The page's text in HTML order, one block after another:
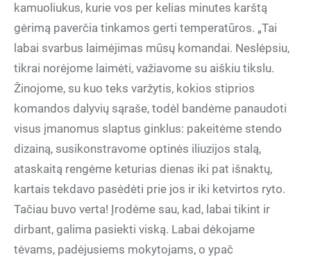
kamuoliukus, kurie vos per kelias minutes karštą
gėrimą paverčia tinkamos gerti temperatūros. „Tai
labai svarbus laimėjimas mūsų komandai. Neslėpsiu,
tikrai norėjome laimėti, važiavome su aiškiu tikslu.
Žinojome, su kuo teks varžytis, kokios stiprios
komandos dalyvių sąraše, todėl bandėme panaudoti
visus įmanomus slaptus ginklus: pakeitėme stendo
dizainą, susikonstravome optinės iliuzijos stalą,
ataskaitą rengėme keturias dienas iki pat išnaktų,
kartais tekdavo pasėdėti prie jos ir iki ketvirtos ryto.
Tačiau buvo verta! Įrodėme sau, kad, labai tikint ir
dirbant, galima pasiekti viską. Labai dėkojame
tėvams, padėjusiems mokytojams, o ypač